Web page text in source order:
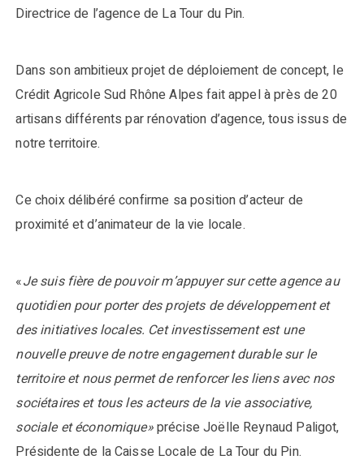
Directrice de l’agence de La Tour du Pin.
Dans son ambitieux projet de déploiement de concept, le
Crédit Agricole Sud Rhône Alpes fait appel à près de 20
artisans différents par rénovation d’agence, tous issus de
notre territoire.
Ce choix délibéré confirme sa position d’acteur de
proximité et d’animateur de la vie locale.
«Je suis fière de pouvoir m’appuyer sur cette agence au
quotidien pour porter des projets de développement et
des initiatives locales. Cet investissement est une
nouvelle preuve de notre engagement durable sur le
territoire et nous permet de renforcer les liens avec nos
sociétaires et tous les acteurs de la vie associative,
sociale et économique»précise Joëlle Reynaud Paligot,
Présidente de la Caisse Locale de La Tour du Pin.